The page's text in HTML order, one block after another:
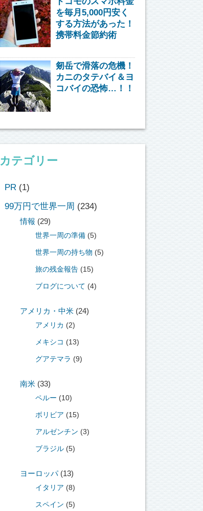
を毎月5,000円安く
する方法があった！
携帯料金節約術
剱岳で滑落の危機！
カニのタテバイ＆ヨ
コバイの恐怖…！！
カテゴリー
PR (1)
99万円で世界一周 (234)
情報 (29)
世界一周の準備 (5)
世界一周の持ち物 (5)
旅の残金報告 (15)
ブログについて (4)
アメリカ・中米 (24)
アメリカ (2)
メキシコ (13)
グアテマラ (9)
南米 (33)
ペルー (10)
ボリビア (15)
アルゼンチン (3)
ブラジル (5)
ヨーロッパ(13)
イタリア (8)
スペイン (5)